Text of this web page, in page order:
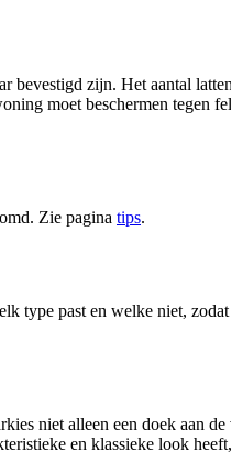
bevestigd zijn. Het aantal
moet beschermen tegen
Zie pagina tips.
past en welke niet,
niet alleen een doek aan
en klassieke look